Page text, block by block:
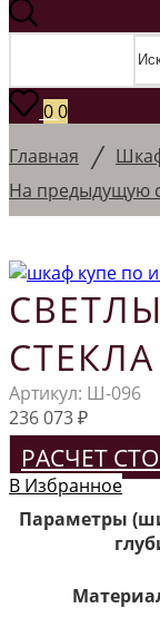
00
Главная /
На предыдущую
Артикул: Ш-096
236 073₽
РАСЧЕТ
В Избранное
Параметры